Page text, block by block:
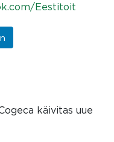
Eestitoit
käivitas uue